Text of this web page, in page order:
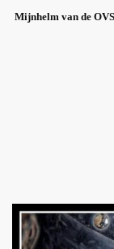
Mijnhelm van de